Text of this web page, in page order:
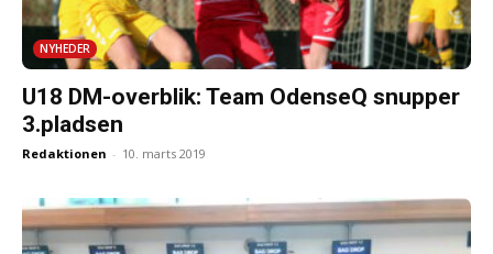
NYHEDER
U18 DM-overblik: Team OdenseQ snupper
3.pladsen
Redaktionen - 10. marts 2019